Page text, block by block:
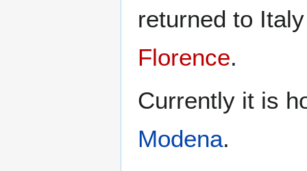
returned to
Florence.
Currently it is
Modena.